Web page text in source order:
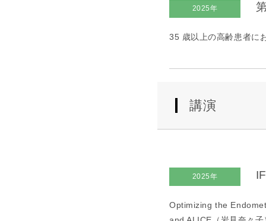
2025年
35 歳以上の高齢患者に
講演
2025年
Optimizing the